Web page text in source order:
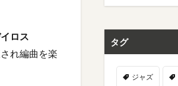
ロス
れ編曲を楽
タグ
ジャズ